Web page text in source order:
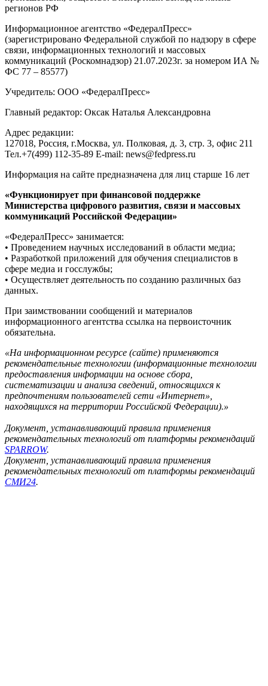
регионов РФ
Информационное агентство «ФедералПресс»
(зарегистрировано Федеральной службой по надзору в сфере
связи, информационных технологий и массовых
коммуникаций (Роскомнадзор) 21.07.2023г. за номером ИА №
ФС 77 – 85577)
Учредитель: ООО «ФедералПресс»
Главный редактор: Оксак Наталья Александровна
Адрес редакции:
127018, Россия, г.Москва, ул. Полковая, д. 3, стр. 3, офис 211
Тел.+7(499) 112-35-89 E-mail: news@fedpress.ru
Информация на сайте предназначена для лиц старше 16 лет
«Функционирует при финансовой поддержке
Министерства цифрового развития, связи и массовых
коммуникаций Российской Федерации»
«ФедералПресс» занимается:
• Проведением научных исследований в области медиа;
• Разработкой приложений для обучения специалистов в
сфере медиа и госслужбы;
• Осуществляет деятельность по созданию различных баз
данных.
При заимствовании сообщений и материалов
информационного агентства ссылка на первоисточник
обязательна.
«На информационном ресурсе (сайте) применяются
рекомендательные технологии (информационные технологии
предоставления информации на основе сбора,
систематизации и анализа сведений, относящихся к
предпочтениям пользователей сети «Интернет»,
находящихся на территории Российской Федерации).»
Документ, устанавливающий правила применения
рекомендательных технологий от платформы рекомендаций
SPARROW.
Документ, устанавливающий правила применения
рекомендательных технологий от платформы рекомендаций
СМИ24.